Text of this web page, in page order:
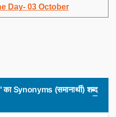
Day- 03 October
Synonyms (समानार्थी) शब्द